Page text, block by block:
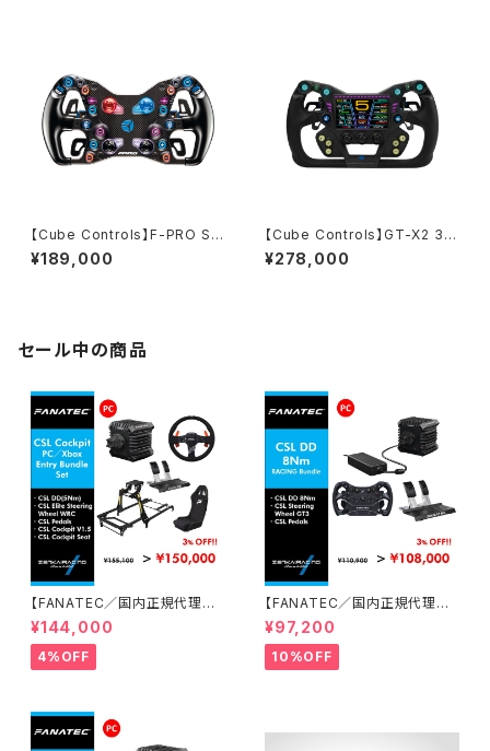
【Cube Controls】F-PRO SI
M Steering Wheel / USB＆
Wireless Dual Connect
¥189,000
【Cube Controls】GT-X2 32
0mm
¥278,000
セール中の商品
【FANATEC／国内正規代理店】
CSL Cockpit PC／Xboxエン
トリーバンドルセット
¥144,000
4%OFF
【FANATEC／国内正規代理店】
CSL DD 8 Nmオリジナルレー
シングバンドルセット
¥97,200
10%OFF